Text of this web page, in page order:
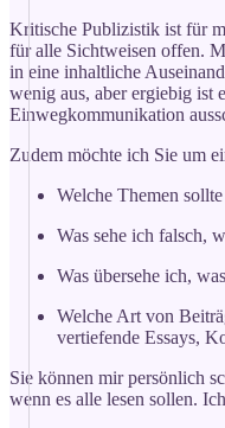
Kritische Publizistik ist für
für alle Sichtweisen offen.
in eine inhaltliche
wenig aus, aber ergiebig ist
Einwegkommunikation
Zudem möchte ich Sie um
Welche Themen
Was sehe ich falsch,
Was übersehe ich,
Welche Art von
vertiefende Essays,
Sie können mir persönlich
wenn es alle lesen sollen.